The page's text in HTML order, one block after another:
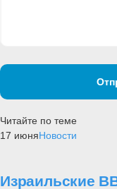
Читайте по теме
17 июняНовости
Израильские